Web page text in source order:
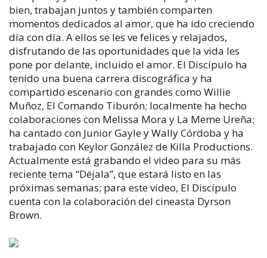
bien, trabajan juntos y también comparten
momentos dedicados al amor, que ha ido creciendo
día con día. A ellos se les ve felices y relajados,
disfrutando de las oportunidades que la vida les
pone por delante, incluido el amor. El Discípulo ha
tenido una buena carrera discográfica y ha
compartido escenario con grandes como Willie
Muñoz, El Comando Tiburón; localmente ha hecho
colaboraciones con Melissa Mora y La Meme Ureña;
ha cantado con Junior Gayle y Wally Córdoba y ha
trabajado con Keylor González de Killa Productions.
Actualmente está grabando el video para su más
reciente tema “Déjala”, que estará listo en las
próximas semanas; para este video, El Discípulo
cuenta con la colaboración del cineasta Dyrson
Brown.